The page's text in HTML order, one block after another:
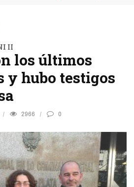
II
los últimos
y hubo testigos
2966 0